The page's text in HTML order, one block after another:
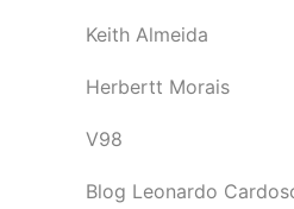
Keith Almeida
Herbertt Morais
V98
Blog Leonardo